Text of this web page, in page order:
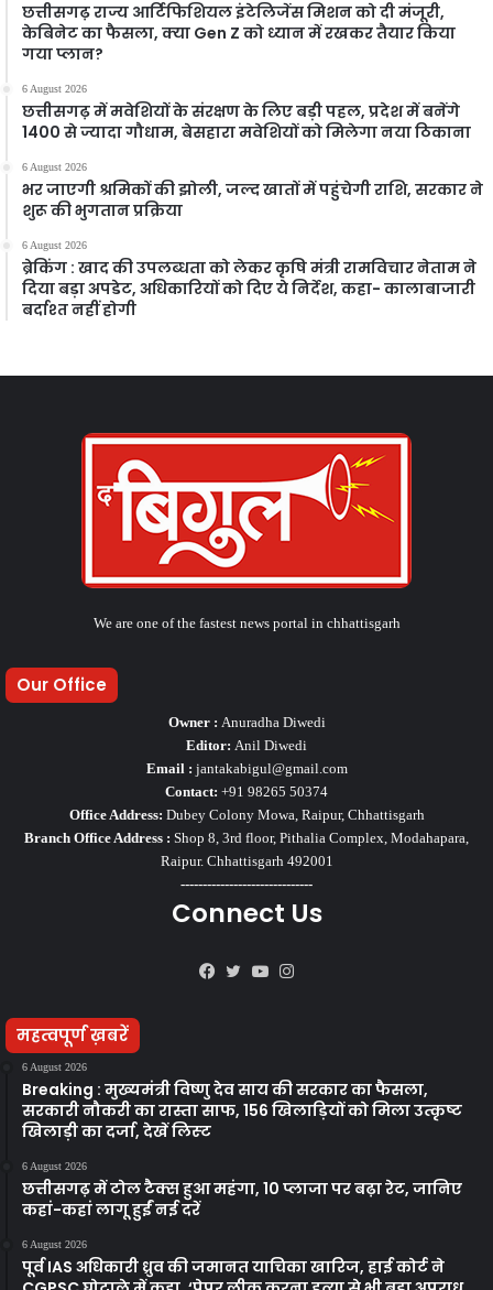
छत्तीसगढ़ राज्य आर्टिफिशियल इंटेलिजेंस मिशन को दी मंजूरी,
केबिनेट का फैसला, क्या Gen Z को ध्यान में रखकर तैयार किया
गया प्लान?
6 August 2026
छत्तीसगढ़ में मवेशियों के संरक्षण के लिए बड़ी पहल, प्रदेश में बनेंगे
1400 से ज्यादा गौधाम, बेसहारा मवेशियों को मिलेगा नया ठिकाना
6 August 2026
भर जाएगी श्रमिकों की झोली, जल्द खातों में पहुंचेगी राशि, सरकार ने
शुरू की भुगतान प्रक्रिया
6 August 2026
ब्रेकिंग : खाद की उपलब्धता को लेकर कृषि मंत्री रामविचार नेताम ने
दिया बड़ा अपडेट, अधिकारियों को दिए ये निर्देश, कहा- कालाबाजारी
बर्दाश्त नहीं होगी
We are one of the fastest news portal in chhattisgarh
Our Office
Owner : Anuradha Diwedi
Editor: Anil Diwedi
Email : jantakabigul@gmail.com
Contact: +91 98265 50374
Office Address: Dubey Colony Mowa, Raipur, Chhattisgarh
Branch Office Address : Shop 8, 3rd floor, Pithalia Complex, Modahapara,
Raipur. Chhattisgarh 492001
------------------------------
Connect Us
Facebook
TwitterYouTube
महत्वपूर्ण ख़बरें
6 August 2026
Breaking : मुख्यमंत्री विष्णु देव साय की सरकार का फैसला,
सरकारी नौकरी का रास्ता साफ, 156 खिलाड़ियों को मिला उत्कृष्ट
खिलाड़ी का दर्जा, देखें लिस्‍ट
6 August 2026
छत्तीसगढ़ में टोल टैक्स हुआ महंगा, 10 प्लाजा पर बढ़ा रेट, जानिए
कहां-कहां लागू हुईं नई दरें
6 August 2026
पूर्व IAS अधिकारी ध्रुव की जमानत याचिका खारिज, हाई कोर्ट ने